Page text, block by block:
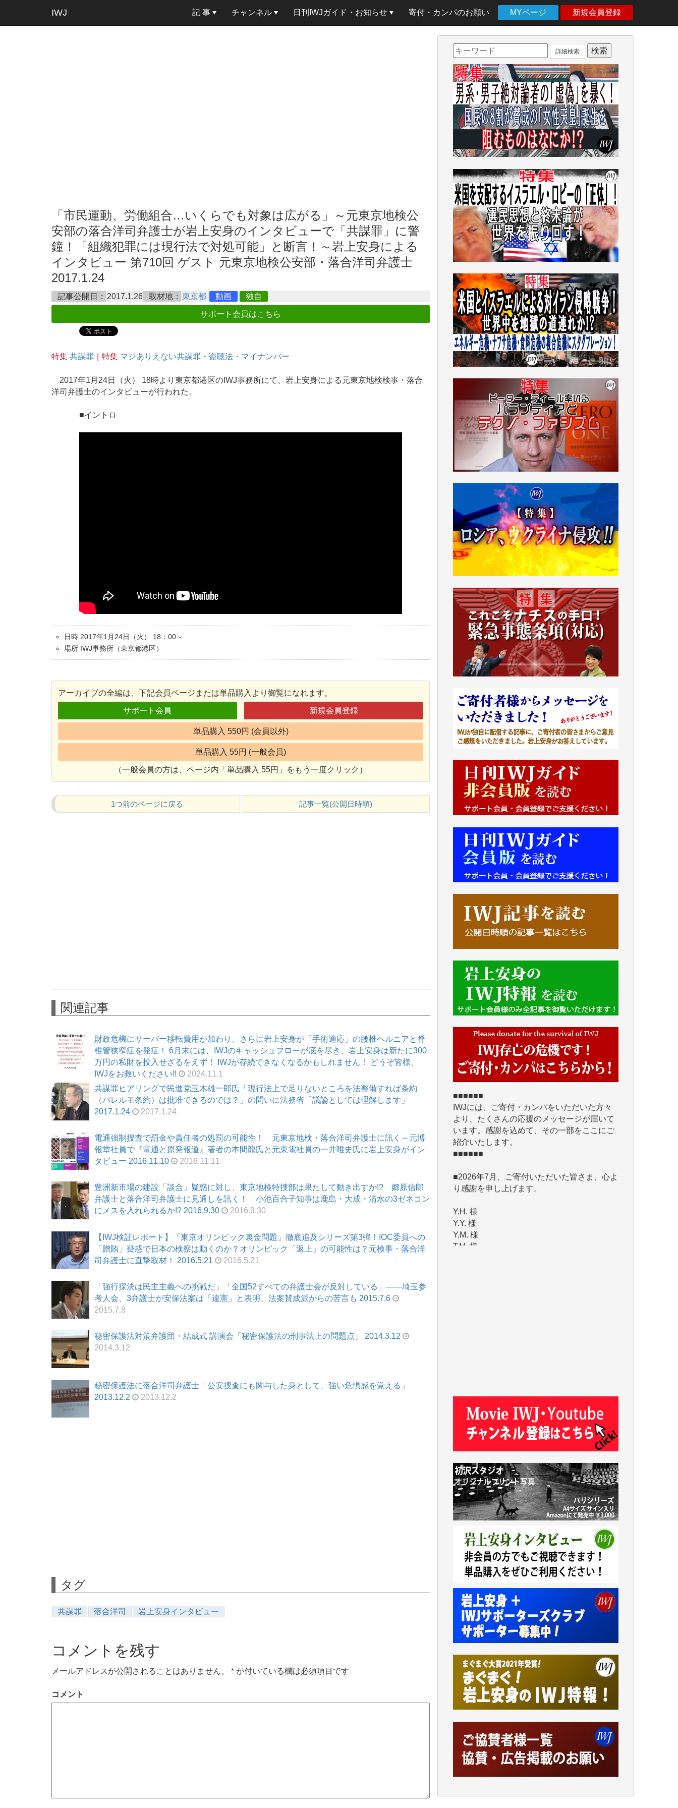
IWJ 記 事 チャンネル 日刊IWJガイド・お知らせ 寄付・カンパのお願い MYページ 新規会員登録
「市民運動、労働組合…いくらでも対象は広がる」～元東京地検公
安部の落合洋司弁護士が岩上安身のインタビューで「共謀罪」に警
鐘！「組織犯罪には現行法で対処可能」と断言！～岩上安身による
インタビュー 第710回 ゲスト 元東京地検公安部・落合洋司弁護士
2017.1.24
記事公開日： 2017.1.26 取材地： 東京都 動画 独自
サポート会員はこちら
特集 共謀罪 ｜特集 マジありえない共謀罪・盗聴法・マイナンバー
2017年1月24日（火） 18時より東京都港区のIWJ事務所にて、岩上安身による元東京地検検事・落合
洋司弁護士のインタビューが行われた。
■イントロ
日時 2017年1月24日（火） 18：00～
場所 IWJ事務所（東京都港区）
アーカイブの全編は、下記会員ページまたは単品購入より御覧になれます。
サポート会員 新規会員登録
単品購入 550円 (会員以外)
単品購入 55円 (一般会員)
（一般会員の方は、ページ内「単品購入 55円」をもう一度クリック）
1つ前のページに戻る 記事一覧(公開日時順)
関連記事
財政危機にサーバー移転費用が加わり、さらに岩上安身が「手術適応」の腰椎ヘルニアと脊
椎管狭窄症を発症！ 6月末には、IWJのキャッシュフローが底を尽き、岩上安身は新たに300
万円の私財を投入せざるをえず！ IWJが存続できなくなるかもしれません！ どうぞ皆様、
IWJをお救いください!!
2024.11.1
共謀罪ヒアリングで民進党玉木雄一郎氏「現行法上で足りないところを法整備すれば条約
（パレルモ条約）は批准できるのでは？」の問いに法務省「議論としては理解します」
2017.1.24
2017.1.24
電通強制捜査で罰金や責任者の処罰の可能性！ 元東京地検・落合洋司弁護士に訊く～元博
報堂社員で『電通と原発報道』著者の本間龍氏と元東電社員の一井唯史氏に岩上安身がイン
タビュー 2016.11.10
2016.11.11
豊洲新市場の建設「談合」疑惑に対し、東京地検特捜部は果たして動き出すか!? 郷原信郎
弁護士と落合洋司弁護士に見通しを訊く！ 小池百合子知事は鹿島・大成・清水の3ゼネコン
にメスを入れられるか!? 2016.9.30
2016.9.30
【IWJ検証レポート】「東京オリンピック裏金問題」徹底追及シリーズ第3弾！IOC委員への
「贈賄」疑惑で日本の検察は動くのか？オリンピック「返上」の可能性は？元検事・落合洋
司弁護士に直撃取材！ 2016.5.21
2016.5.21
「強行採決は民主主義への挑戦だ」「全国52すべての弁護士会が反対している」――埼玉参
考人会、3弁護士が安保法案は「違憲」と表明、法案賛成派からの苦言も 2015.7.6
2015.7.8
秘密保護法対策弁護団・結成式 講演会「秘密保護法の刑事法上の問題点」 2014.3.12
2014.3.12
秘密保護法に落合洋司弁護士「公安捜査にも関与した身として、強い危惧感を覚える」
2013.12.2
2013.12.2
タグ
共謀罪 落合洋司 岩上安身インタビュー
コメントを残す
メールアドレスが公開されることはありません。 * が付いている欄は必須項目です
コメント
詳細検索
■■■■■■
IWJには、ご寄付・カンパをいただいた方々
より、たくさんの応援のメッセージが届いて
います。感謝を込めて、その一部をここにご
紹介いたします。
■■■■■■
■2026年7月、ご寄付いただいた皆さま、心よ
Y.H. 様
Y,M. 様
T.M. 様
マツモト ヤスアキ 様
マシオン 恵美香 様
Y.T. 様
T.K. 様
ASAKO TAKAESU 様
マシオン恵美香 様
平野智生 様
吉住俊昭 様
徳山匡 様
金 盛起 様
塩川 晃平 様
松本益美 様
及川昭男 様
岩井祐子 様
藤田英之 様
藤岡比左志 様
小池説夫 様
アオキカナメ 様
諸般の事情によりIWJ会費払えず今は非会員
です。市民側に立つ講演会にIWJのカメラマ
われるのはあまりにもったいない。少しでも
お役立てください。（H.O.様）
今日、僅かですがカンパしました。（T.M.
様）
今日、僅かですがカンパしました。IWJの危
機を乗り切るには到底及ばない額ですが病気
の妻を抱えている私にとっては精一杯のカン
パです。